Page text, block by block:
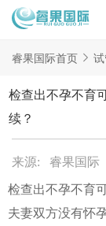
首页
试管项目
试管百科
试管医院
睿果国际
睿果国际首页
检查出不孕不育
续？
来源: 睿果国际
检查出不孕不育
夫妻双方没有怀